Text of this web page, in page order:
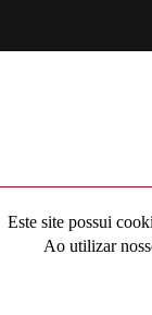
Este site possui
Ao utilizar